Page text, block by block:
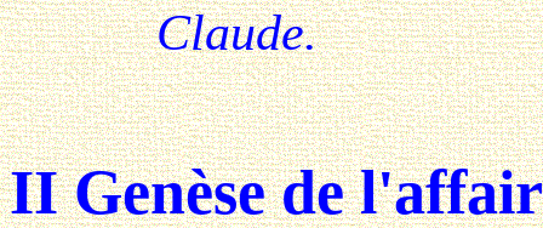
Claude.
II Genèse de